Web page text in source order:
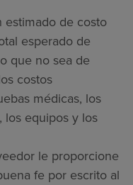
de costo
esperado de
que no sea de
costos
médicas, los
los equipos y los
le proporcione
fe por escrito al